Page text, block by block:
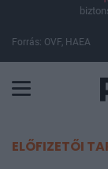
Forrás: OVF, HAEA
ELŐFIZETŐI